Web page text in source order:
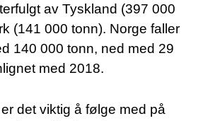
av Tyskland (397 000
(141 000 tonn). Norge faller
140 000 tonn, ned med 29
med 2018.
det viktig å følge med på